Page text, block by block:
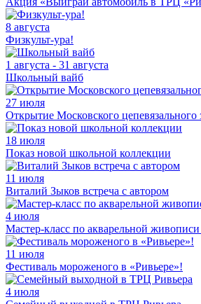
8 августа
Физкульт-ура!
1 августа - 31 августа
Школьный вайб
27 июля
Открытие Московского цепевязального
18 июля
Показ новой школьной коллекции
11 июля
Виталий Зыков встреча с автором
4 июля
Мастер-класс по акварельной
11 июля
Фестиваль мороженого в «Ривьере»!
4 июля